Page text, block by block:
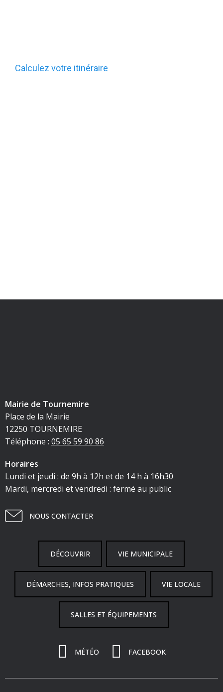
Calculez votre itinéraire
Mairie de Tournemire
Place de la Mairie
12250 TOURNEMIRE
Téléphone : 05 65 59 90 86
Horaires
Lundi et jeudi : de 9h à 12h et de 14 h à 16h30
Mardi, mercredi et vendredi : fermé au public
NOUS CONTACTER
DÉCOUVRIR VIE MUNICIPALE
DÉMARCHES, INFOS PRATIQUES VIE LOCALE
SALLES ET ÉQUIPEMENTS
MÉTÉO FACEBOOK